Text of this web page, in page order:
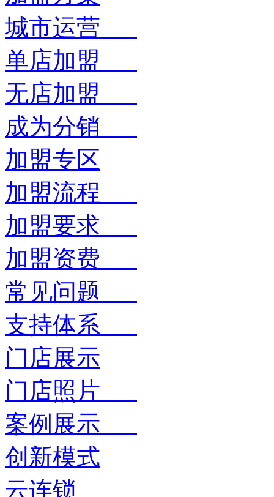
城市运营
单店加盟
无店加盟
成为分销
加盟专区
加盟流程
加盟要求
加盟资费
常见问题
支持体系
门店展示
门店照片
案例展示
创新模式
云连锁